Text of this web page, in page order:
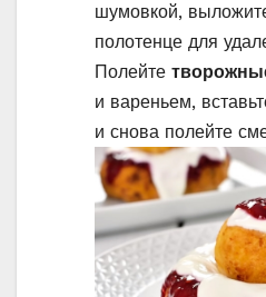
шумовкой,
полотенце для
Полейте
и вареньем,
и снова полейте